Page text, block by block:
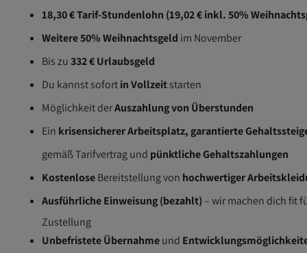
18,30 € Tarif-Stundenlohn (19,02 € inkl. 50%
Weitere 50% Weihnachtsgeld im November
Bis zu332 € Urlaubsgeld
Du kannst sofortin Vollzeitstarten
Möglichkeit derAuszahlung von Überstunden
Ein krisensicherer Arbeitsplatz, garantierte
gemäß Tarifvertrag und pünktliche Gehaltszahlungen
KostenloseBereitstellung von hochwertiger
Ausführliche Einweisung (bezahlt) – wir machen dich fit
Zustellung
Unbefristete Übernahmeund